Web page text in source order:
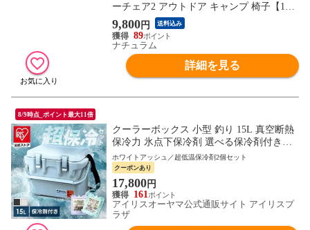
ーチェア2 アウトドア キャンプ 椅子【1年
保証】 キャメル AL(アルミ)
9,800円 送料込み
89
ナチュラム
詳細を見る
8/9時点_ポイント最大11倍
クーラーボックス 小型 釣り 15L 真空断熱
保冷力 氷点下保冷剤 選べる保冷剤付きセ
ット 急速凍結タイプ 超低温タイプ トレー
付 持ち手 肩掛け 部活 キャンプ ヒューゲ
ル HUGEL アイリスオーヤマ VITC-15 [ア
ウトドア]
ホワイトアッシュ／超低温保冷剤2個セット
クーポンあり
17,800円
161
アイリスオーヤマ公式通販サイト アイリスプ
ラザ